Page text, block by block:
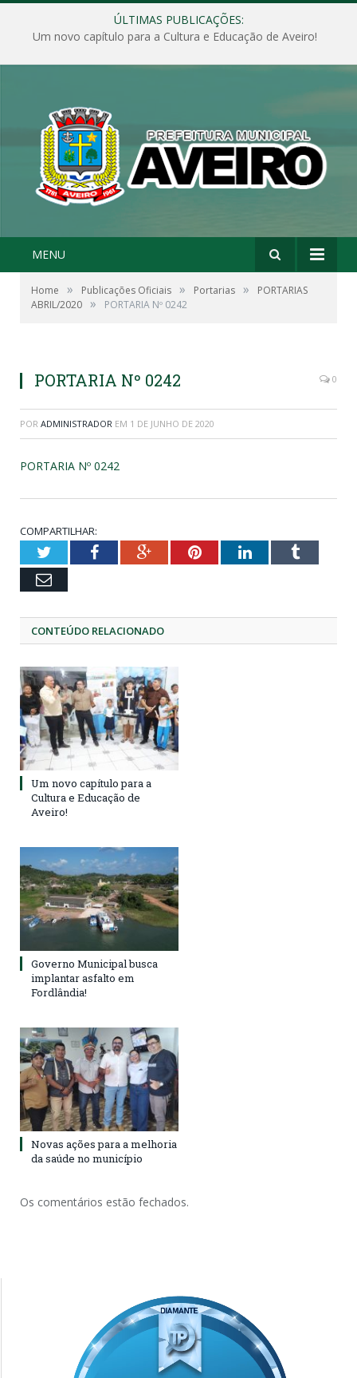
ÚLTIMAS PUBLICAÇÕES:
Um novo capítulo para a Cultura e Educação de Aveiro!
MENU
Home » Publicações Oficiais » Portarias »
PORTARIAS
ABRIL/2020 » PORTARIA Nº 0242
PORTARIA Nº 0242 0
POR ADMINISTRADOR EM 1 DE JUNHO DE 2020
PORTARIA Nº 0242
COMPARTILHAR:
TwitterFacebookGoogle+PinterestLinkedInTumblr
Email
CONTEÚDO RELACIONADO
Um novo capítulo para a
Cultura e Educação de
Aveiro!
Governo Municipal busca
implantar asfalto em
Fordlândia!
Novas ações para a melhoria
da saúde no município
Os comentários estão fechados.